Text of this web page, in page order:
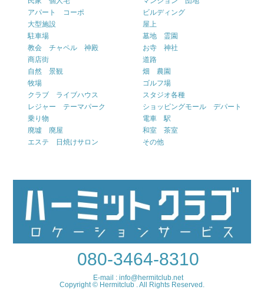
アパート コーポ
ビルディング
大型施設
屋上
駐車場
墓地 霊園
教会 チャペル 神殿
お寺 神社
商店街
道路
自然 景観
畑 農園
牧場
ゴルフ場
クラブ ライブハウス
スタジオ各種
レジャー テーマパーク
ショッピングモール デパート
乗り物
電車 駅
廃墟 廃屋
和室 茶室
エステ 日焼けサロン
その他
080-3464-8310
E-mail : info@hermitclub.net
Copyright © Hermitclub . All Rights Reserved.